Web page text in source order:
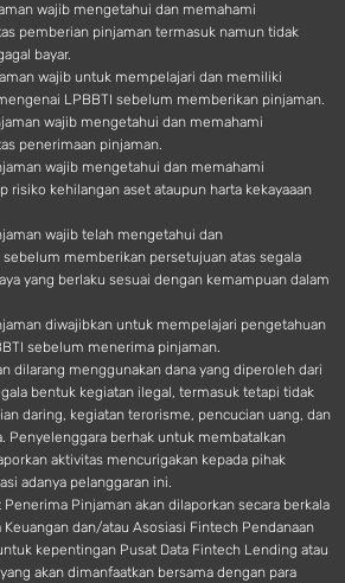
wajib mengetahui dan memahami
pemberian pinjaman termasuk namun tidak
bayar.
wajib untuk mempelajari dan memiliki
LPBBTI sebelum memberikan pinjaman.
wajib mengetahui dan memahami
penerimaan pinjaman.
wajib mengetahui dan memahami
risiko kehilangan aset ataupun harta kekayaaan
wajib telah mengetahui dan
memberikan persetujuan atas segala
yang berlaku sesuai dengan kemampuan dalam
diwajibkan untuk mempelajari pengetahuan
sebelum menerima pinjaman.
dilarang menggunakan dana yang diperoleh dari
bentuk kegiatan ilegal, termasuk tetapi tidak
daring, kegiatan terorisme, pencucian uang, dan
Penyelenggara berhak untuk membatalkan
aktivitas mencurigakan kepada pihak
adanya pelanggaran ini.
Penerima Pinjaman akan dilaporkan secara berkala
Keuangan dan/atau Asosiasi Fintech Pendanaan
kepentingan Pusat Data Fintech Lending atau
akan dimanfaatkan bersama dengan para